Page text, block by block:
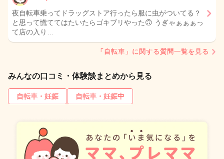
夜自転車乗ってドラッグストア行ったら服に虫がついてる？
と思って慌ててはたいたらゴキブリやった🙃 うぎゃぁぁぁっ
て店の入り…
「自転車」に関する質問一覧を見る
みんなの口コミ・体験談まとめから見る
自転車・妊娠 自転車・妊娠中